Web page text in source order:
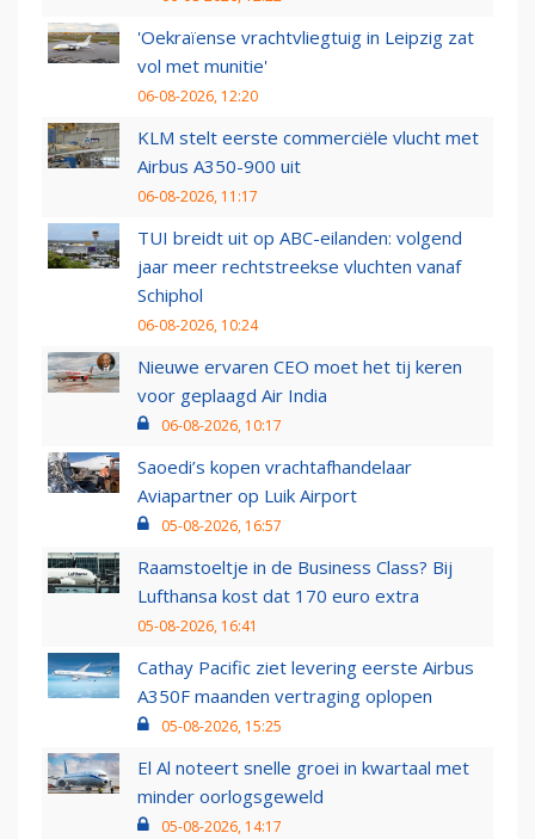
'Oekraïense vrachtvliegtuig in Leipzig zat
vol met munitie'
06-08-2026, 12:20
KLM stelt eerste commerciële vlucht met
Airbus A350-900 uit
06-08-2026, 11:17
TUI breidt uit op ABC-eilanden: volgend
jaar meer rechtstreekse vluchten vanaf
Schiphol
06-08-2026, 10:24
Nieuwe ervaren CEO moet het tij keren
voor geplaagd Air India
06-08-2026, 10:17
Saoedi’s kopen vrachtafhandelaar
Aviapartner op Luik Airport
05-08-2026, 16:57
Raamstoeltje in de Business Class? Bij
Lufthansa kost dat 170 euro extra
05-08-2026, 16:41
Cathay Pacific ziet levering eerste Airbus
A350F maanden vertraging oplopen
05-08-2026, 15:25
El Al noteert snelle groei in kwartaal met
minder oorlogsgeweld
05-08-2026, 14:17